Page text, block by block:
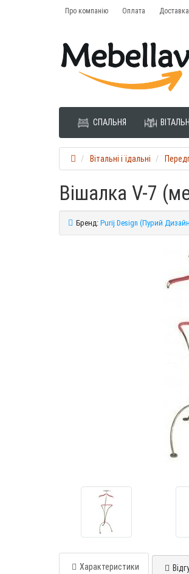
Про компанію Оплата Доставка
СПАЛЬНЯ
Вітальні і їдальні
Вішалка V-7
Бренд:Purij Design (Пурий
Характеристики